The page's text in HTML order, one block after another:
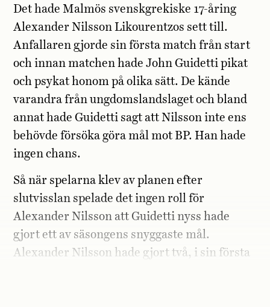
Det hade Malmös svenskgrekiske 17-åring
Alexander Nilsson Likourentzos sett till.
Anfallaren gjorde sin första match från start
och innan matchen hade John Guidetti pikat
och psykat honom på olika sätt. De kände
varandra från ungdomslandslaget och bland
annat hade Guidetti sagt att Nilsson inte ens
behövde försöka göra mål mot BP. Han hade
ingen chans.
Så när spelarna klev av planen efter
slutvisslan spelade det ingen roll för
Alexander Nilsson att Guidetti nyss hade
gjort ett av säsongens snyggaste mål.
Alexander Nilsson hade gjort två, i sin första